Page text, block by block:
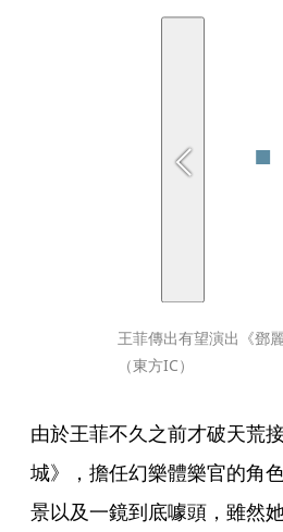
王菲傳出有望演出《鄧
（東方IC）
由於王菲不久之前才破天荒
城》，擔任幻樂體樂官的角
景以及一鏡到底噱頭，雖然